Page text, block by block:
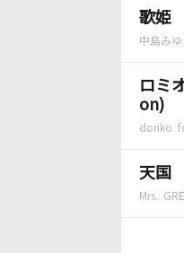
歌姫
中島みゆ
ロミ
on)
doriko
天国
Mrs.